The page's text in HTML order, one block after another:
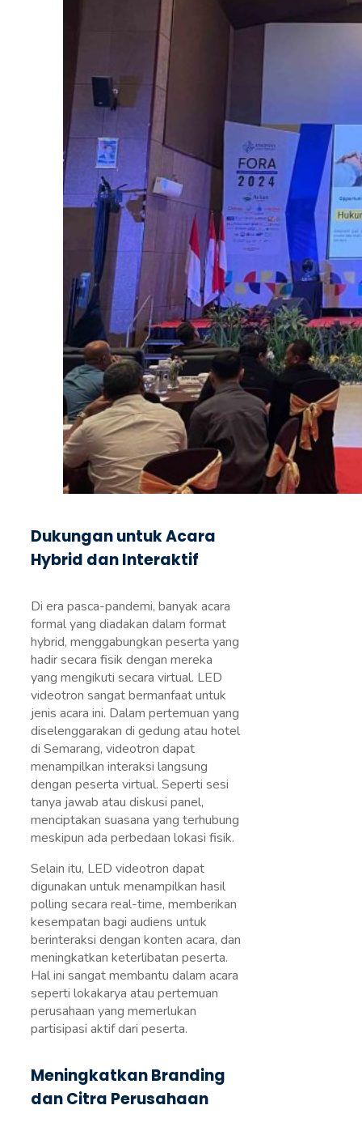
Dukungan untuk Acara
Hybrid dan Interaktif
Di era pasca-pandemi, banyak acara
formal yang diadakan dalam format
hybrid, menggabungkan peserta yang
hadir secara fisik dengan mereka
yang mengikuti secara virtual. LED
videotron sangat bermanfaat untuk
jenis acara ini. Dalam pertemuan yang
diselenggarakan di gedung atau hotel
di Semarang, videotron dapat
menampilkan interaksi langsung
dengan peserta virtual. Seperti sesi
tanya jawab atau diskusi panel,
menciptakan suasana yang terhubung
meskipun ada perbedaan lokasi fisik.
Selain itu, LED videotron dapat
digunakan untuk menampilkan hasil
polling secara real-time, memberikan
kesempatan bagi audiens untuk
berinteraksi dengan konten acara, dan
meningkatkan keterlibatan peserta.
Hal ini sangat membantu dalam acara
seperti lokakarya atau pertemuan
perusahaan yang memerlukan
partisipasi aktif dari peserta.
Meningkatkan Branding
dan Citra Perusahaan